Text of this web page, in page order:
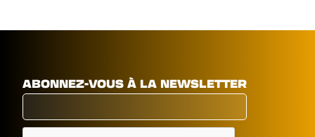
ABONNEZ-VOUS À LA NEWSLETTER